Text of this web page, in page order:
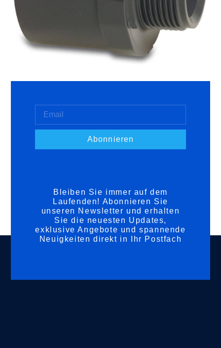
Bleiben Sie immer auf dem
Laufenden! Abonnieren Sie
unseren Newsletter und erhalten
Sie die neuesten Updates,
exklusive Angebote und spannende
Neuigkeiten direkt in Ihr Postfach
Abonnieren